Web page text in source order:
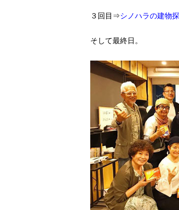
３回目⇒シノハラの建物
そして最終日。